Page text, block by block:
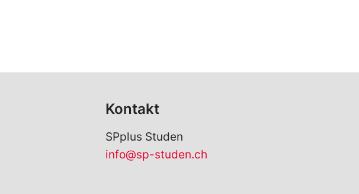
Kontakt
SPplus Studen
info@sp-studen.ch